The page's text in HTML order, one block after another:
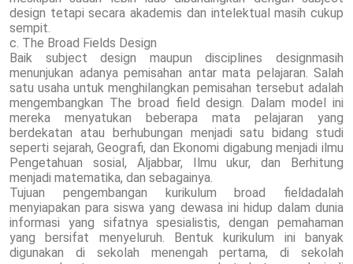
design tetapi secara akademis dan intelektual masih cukup
sempit.
c. The Broad Fields Design
Baik subject design maupun disciplines designmasih
menunjukan adanya pemisahan antar mata pelajaran. Salah
satu usaha untuk menghilangkan pemisahan tersebut adalah
mengembangkan The broad field design. Dalam model ini
mereka menyatukan beberapa mata pelajaran yang
berdekatan atau berhubungan menjadi satu bidang studi
seperti sejarah, Geografi, dan Ekonomi digabung menjadi ilmu
Pengetahuan sosial, Aljabbar, Ilmu ukur, dan Berhitung
menjadi matematika, dan sebagainya.
Tujuan pengembangan kurikulum broad fieldadalah
menyiapakan para siswa yang dewasa ini hidup dalam dunia
informasi yang sifatnya spesialistis, dengan pemahaman
yang bersifat menyeluruh. Bentuk kurikulum ini banyak
digunakan di sekolah menengah pertama, di sekolah